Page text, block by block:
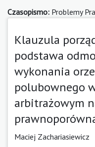
Czasopismo: Problemy
Klauzula
podstawa
wykonania
polubownego
arbitrażowym
Maciej Zachariasiewicz